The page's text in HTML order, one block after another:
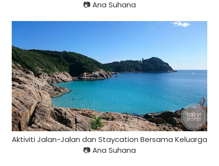
📷 Ana Suhana
Aktiviti Jalan-Jalan dan Staycation Bersama Keluarga
📷 Ana Suhana